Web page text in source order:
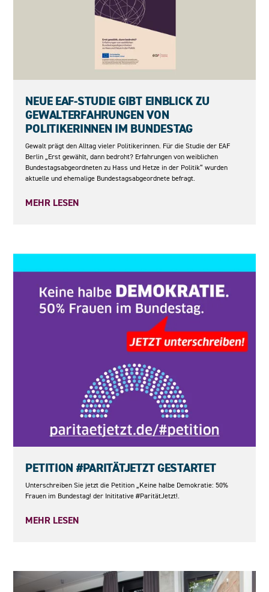
NEUE EAF-STUDIE GIBT EINBLICK ZU
GEWALTERFAHRUNGEN VON
POLITIKERINNEN IM BUNDESTAG
Gewalt prägt den Alltag vieler Politikerinnen. Für die Studie der EAF
Berlin „Erst gewählt, dann bedroht? Erfahrungen von weiblichen
Bundestagsabgeordneten zu Hass und Hetze in der Politik“ wurden
aktuelle und ehemalige Bundestagsabgeordnete befragt.
MEHR LESEN
PETITION #PARITÄTJETZT GESTARTET
Unterschreiben Sie jetzt die Petition „Keine halbe Demokratie: 50%
Frauen im Bundestag! der Inititative #ParitätJetzt!.
MEHR LESEN